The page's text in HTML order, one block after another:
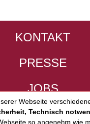
KONTAKT
PRESSE
JOBS
IMPRESSUM
Webseite
Technisch
so angenehm wie